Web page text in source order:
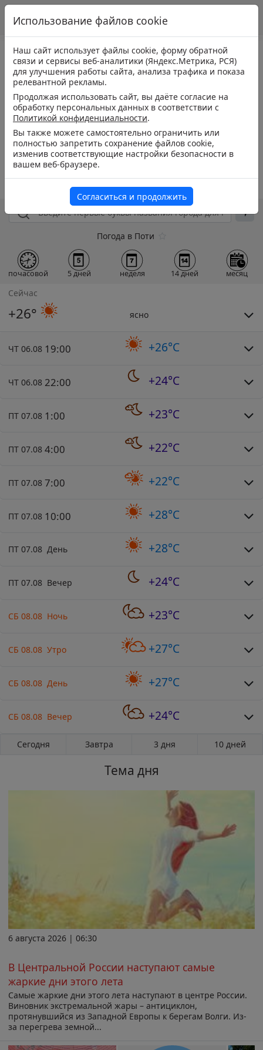
Погода в Поти
почасовой 5 дней неделя 14 дней месяц
Сейчас
+26° ясно
ЧТ 06.08 19:00 +26°C
ЧТ 06.08 22:00 +24°C
ПТ 07.08 1:00 +23°C
ПТ 07.08 4:00 +22°C
ПТ 07.08 7:00 +22°C
ПТ 07.08 10:00 +28°C
ПТ 07.08 День +28°C
ПТ 07.08 Вечер +24°C
СБ 08.08 Ночь +23°C
СБ 08.08 Утро +27°C
СБ 08.08 День +27°C
СБ 08.08 Вечер +24°C
Сегодня Завтра 3 дня 10 дней
Тема дня
6 августа 2026 | 06:30
В Центральной России наступают самые
жаркие дни этого лета
Самые жаркие дни этого лета наступают в центре России.
Виновник экстремальной жары – антициклон,
протянувшийся из Западной Европы к берегам Волги. Из-
за перегрева земной...
Использование файлов cookie
Наш сайт использует файлы cookie, форму обратной
связи и сервисы веб-аналитики (Яндекс.Метрика, РСЯ)
для улучшения работы сайта, анализа трафика и показа
релевантной рекламы.
Продолжая использовать сайт, вы даёте согласие на
обработку персональных данных в соответствии с
Политикой конфиденциальности.
Вы также можете самостоятельно ограничить или
полностью запретить сохранение файлов cookie,
изменив соответствующие настройки безопасности в
вашем веб-браузере.
Согласиться и продолжить